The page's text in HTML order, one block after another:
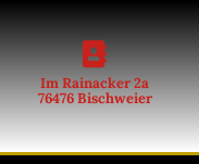
Im Rainacker 2a
76476 Bischweier